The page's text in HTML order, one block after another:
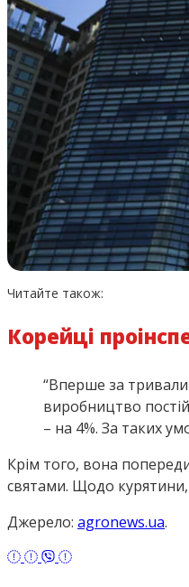
Читайте також:
Корейці
“Вперше за
виробництво
– на 4%. За таких
Крім того, вона
святами. Щодо курятини,
Джерело: agronews.ua.